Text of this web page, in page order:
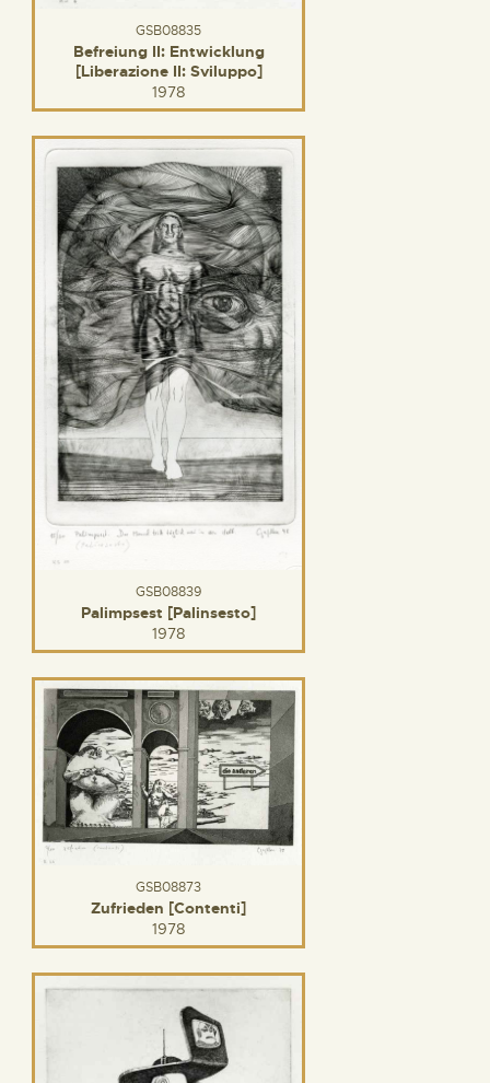
GSB08835
Befreiung II: Entwicklung
[Liberazione II: Sviluppo]
1978
GSB08839
Palimpsest [Palinsesto]
1978
GSB08873
Zufrieden [Contenti]
1978